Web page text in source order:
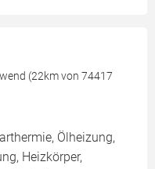
(22km von 74417
Ölheizung,
Heizkörper,